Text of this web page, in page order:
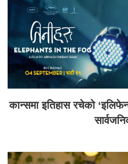
कान्समा इतिहास रचेको